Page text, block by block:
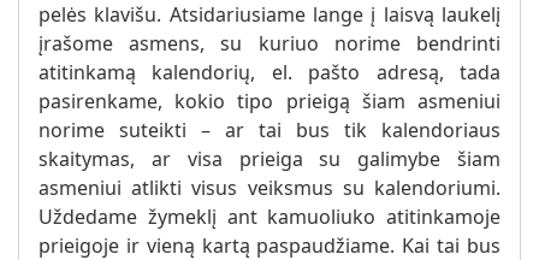
pelės klavišu. Atsidariusiame lange į laisvą laukelį
įrašome asmens, su kuriuo norime bendrinti
atitinkamą kalendorių, el. pašto adresą, tada
pasirenkame, kokio tipo prieigą šiam asmeniui
norime suteikti – ar tai bus tik kalendoriaus
skaitymas, ar visa prieiga su galimybe šiam
asmeniui atlikti visus veiksmus su kalendoriumi.
Uždedame žymeklį ant kamuoliuko atitinkamoje
prieigoje ir vieną kartą paspaudžiame. Kai tai bus